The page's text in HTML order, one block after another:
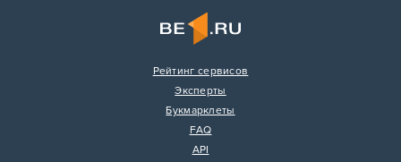
Рейтинг сервисов
Эксперты
Букмарклеты
FAQ
API